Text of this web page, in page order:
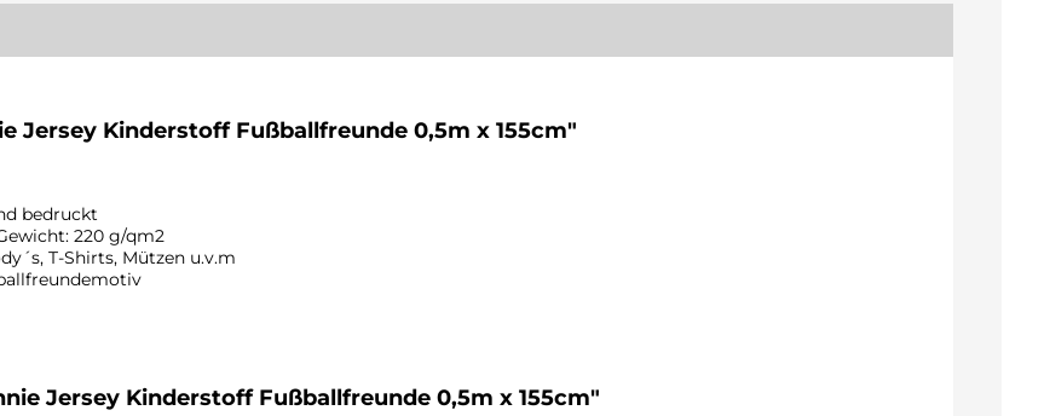
Kinderstoff Fußballfreunde 0,5m x 155cm"
bedruckt
220 g/qm2
T-Shirts, Mützen u.v.m
Jersey Kinderstoff Fußballfreunde 0,5m x 155cm"